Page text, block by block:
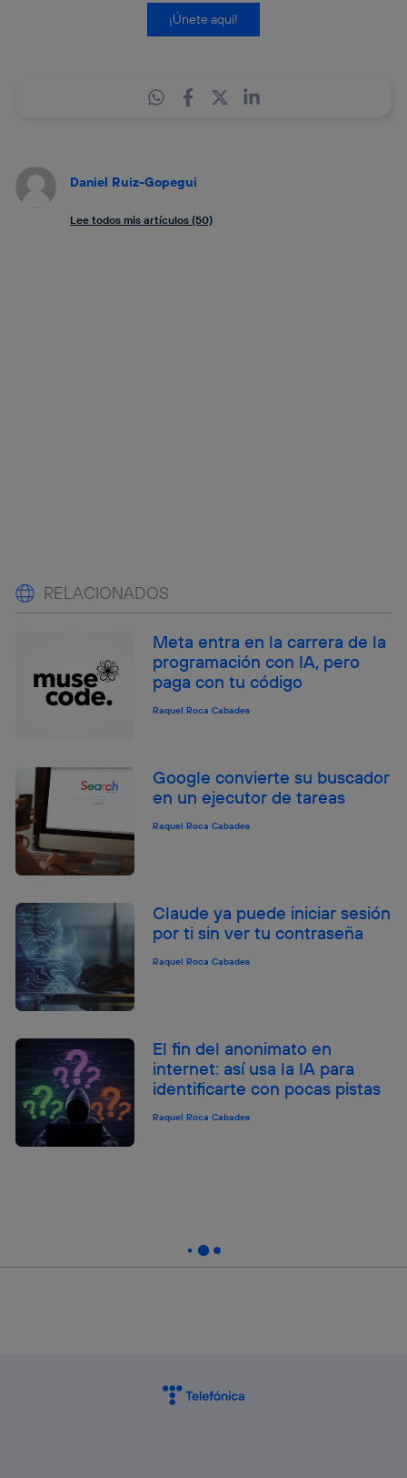
¡Únete aquí!
Daniel Ruiz-Gopegui
Lee todos mis artículos (50)
RELACIONADOS
Meta entra en la carrera de la
programación con IA, pero
paga con tu código
Raquel Roca Cabades
Google convierte su buscador
en un ejecutor de tareas
Raquel Roca Cabades
Claude ya puede iniciar sesión
por ti sin ver tu contraseña
Raquel Roca Cabades
El fin del anonimato en
internet: así usa la IA para
identificarte con pocas pistas
Raquel Roca Cabades